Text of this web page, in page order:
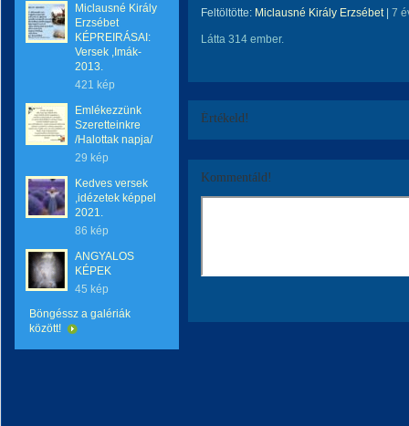
Miclausné Király
Erzsébet
KÉPREIRÁSAI:
Versek ,Imák-
2013.
421 kép
Emlékezzünk
Szeretteinkre
/Halottak napja/
29 kép
Kedves versek
,idézetek képpel
2021.
86 kép
ANGYALOS
KÉPEK
45 kép
Böngéssz a galériák
között!
Feltöltötte: Miclausné Király Erzsébet| 7
Látta 314 ember.
Értékeld!
Kommentáld!